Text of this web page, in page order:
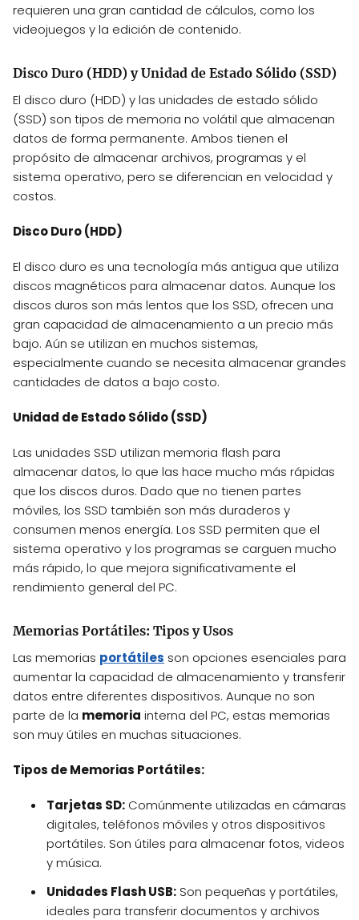
requieren una gran cantidad de cálculos, como los
videojuegos y la edición de contenido.
Disco Duro (HDD) y Unidad de Estado Sólido (SSD)
El disco duro (HDD) y las unidades de estado sólido
(SSD) son tipos de memoria no volátil que almacenan
datos de forma permanente. Ambos tienen el
propósito de almacenar archivos, programas y el
sistema operativo, pero se diferencian en velocidad y
costos.
Disco Duro (HDD)
El disco duro es una tecnología más antigua que utiliza
discos magnéticos para almacenar datos. Aunque los
discos duros son más lentos que los SSD, ofrecen una
gran capacidad de almacenamiento a un precio más
bajo. Aún se utilizan en muchos sistemas,
especialmente cuando se necesita almacenar grandes
cantidades de datos a bajo costo.
Unidad de Estado Sólido (SSD)
Las unidades SSD utilizan memoria flash para
almacenar datos, lo que las hace mucho más rápidas
que los discos duros. Dado que no tienen partes
móviles, los SSD también son más duraderos y
consumen menos energía. Los SSD permiten que el
sistema operativo y los programas se carguen mucho
más rápido, lo que mejora significativamente el
rendimiento general del PC.
Memorias Portátiles: Tipos y Usos
Las memorias portátiles son opciones esenciales para
aumentar la capacidad de almacenamiento y transferir
datos entre diferentes dispositivos. Aunque no son
parte de la memoria interna del PC, estas memorias
son muy útiles en muchas situaciones.
Tipos de Memorias Portátiles:
Tarjetas SD: Comúnmente utilizadas en cámaras
digitales, teléfonos móviles y otros dispositivos
portátiles. Son útiles para almacenar fotos, videos
y música.
Unidades Flash USB: Son pequeñas y portátiles,
ideales para transferir documentos y archivos